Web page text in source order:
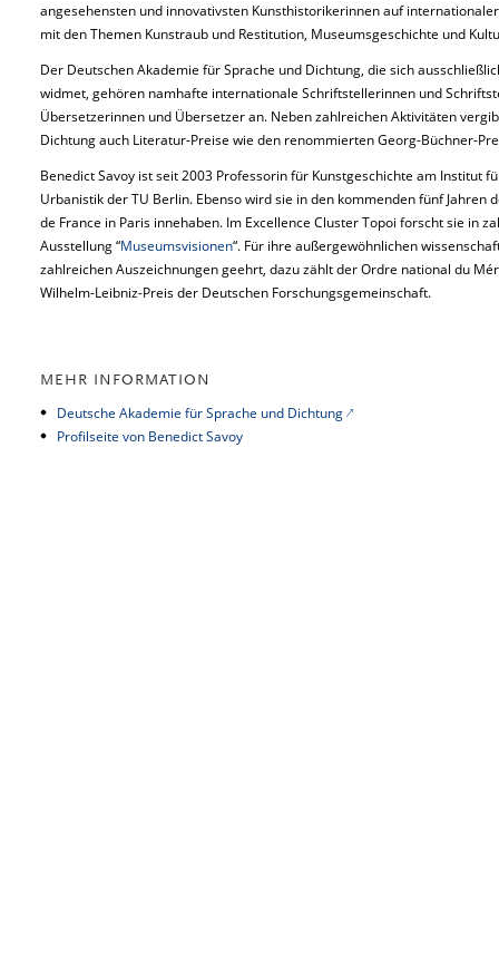
angesehensten und innovativsten Kunsthistorikerinnen auf
mit den Themen Kunstraub und Restitution, Museumsgeschichte und
Der Deutschen Akademie für Sprache und Dichtung, die sich
widmet, gehören namhafte internationale Schriftstellerinnen und
Übersetzerinnen und Übersetzer an. Neben zahlreichen Aktivitäten
Dichtung auch Literatur-Preise wie den renommierten Georg-Büchner-
Benedict Savoy ist seit 2003 Professorin für Kunstgeschichte am Institut
Urbanistik der TU Berlin. Ebenso wird sie in den kommenden fünf Jahren
de France in Paris innehaben. Im Excellence Cluster Topoi forscht sie in
Ausstellung “Museumsvisionen“. Für ihre außergewöhnlichen
zahlreichen Auszeichnungen geehrt, dazu zählt der Ordre national du
Wilhelm-Leibniz-Preis der Deutschen Forschungsgemeinschaft.
MEHR INFORMATION
Deutsche Akademie für Sprache und Dichtung
Profilseite von Benedict Savoy